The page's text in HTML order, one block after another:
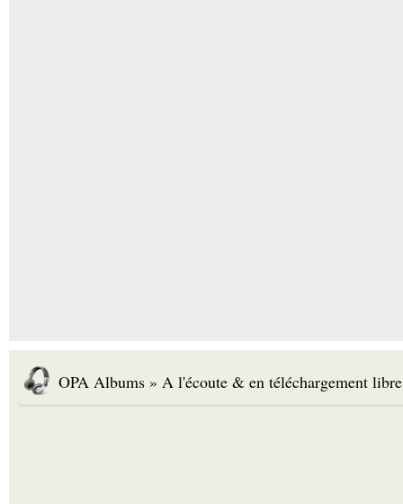
OPA Albums » A l'écoute & en téléchargement